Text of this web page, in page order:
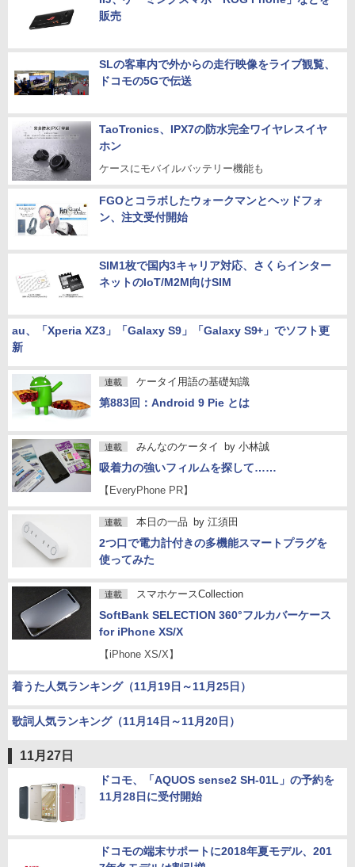
販売
SLの客車内で外からの走行映像をライブ観覧、
ドコモの5Gで伝送
TaoTronics、IPX7の防水完全ワイヤレスイヤ
ホン
ケースにモバイルバッテリー機能も
FGOとコラボしたウォークマンとヘッドフォ
ン、注文受付開始
SIM1枚で国内3キャリア対応、さくらインター
ネットのIoT/M2M向けSIM
au、「Xperia XZ3」「Galaxy S9」「Galaxy S9+」でソフト更
新
連載 ケータイ用語の基礎知識
第883回：Android 9 Pie とは
連載 みんなのケータイ by 小林誠
吸着力の強いフィルムを探して……
【EveryPhone PR】
連載 本日の一品 by 江須田
2つ口で電力計付きの多機能スマートプラグを
使ってみた
連載 スマホケースCollection
SoftBank SELECTION 360°フルカバーケース
for iPhone XS/X
【iPhone XS/X】
着うた人気ランキング（11月19日～11月25日）
歌詞人気ランキング（11月14日～11月20日）
11月27日
ドコモ、「AQUOS sense2 SH-01L」の予約を
11月28日に受付開始
ドコモの端末サポートに2018年夏モデル、201